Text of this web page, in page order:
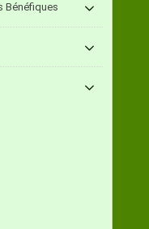
Bénéfiques